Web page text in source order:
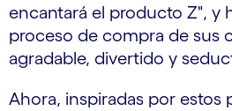
encantará el producto Z", y
proceso de compra de sus
agradable, divertido y
Ahora, inspiradas por estos